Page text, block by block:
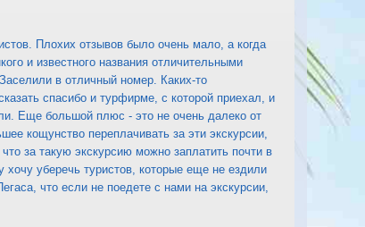
Плохих отзывов было очень мало, а когда
и известного названия отличительными
в отличный номер. Каких-то
спасибо и турфирме, с которой приехал, и
Еще большой плюс - это не очень далеко от
кощунство переплачивать за эти экскурсии,
за такую экскурсию можно заплатить почти в
уберечь туристов, которые еще не ездили
что если не поедете с нами на экскурсии,